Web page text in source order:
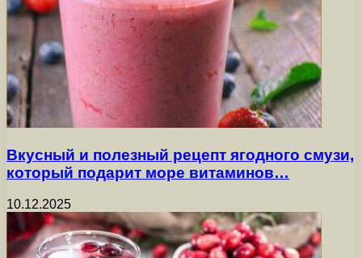
Вкусный и полезный рецепт ягодного смузи,
который подарит море витаминов…
10.12.2025